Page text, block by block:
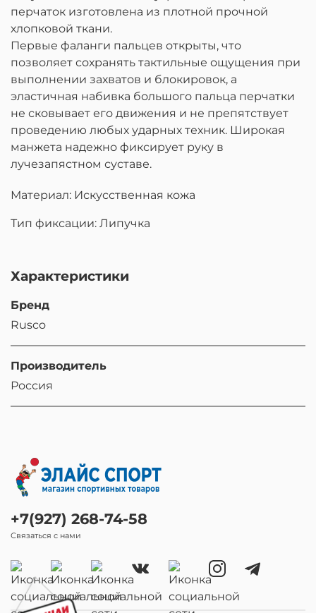
перчаток изготовлена из плотной прочной
хлопковой ткани.
Первые фаланги пальцев открыты, что
позволяет сохранять тактильные ощущения при
выполнении захватов и блокировок, а
эластичная набивка большого пальца перчатки
не сковывает его движения и не препятствует
проведению любых ударных техник. Широкая
манжета надежно фиксирует руку в
лучезапястном суставе.
Материал: Искусственная кожа
Тип фиксации: Липучка
Характеристики
Бренд
Rusco
Производитель
Россия
+7(927) 268-74-58
Связаться с нами